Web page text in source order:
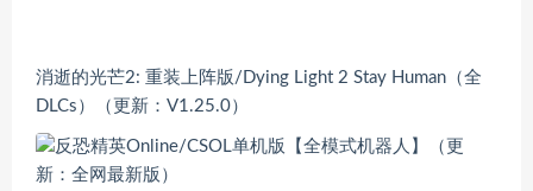
消逝的光芒2: 重装上阵版/Dying Light 2 Stay Human（全
DLCs）（更新：V1.25.0）